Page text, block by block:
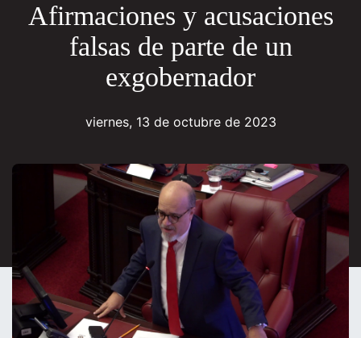
Afirmaciones y acusaciones
falsas de parte de un
exgobernador
viernes, 13 de octubre de 2023